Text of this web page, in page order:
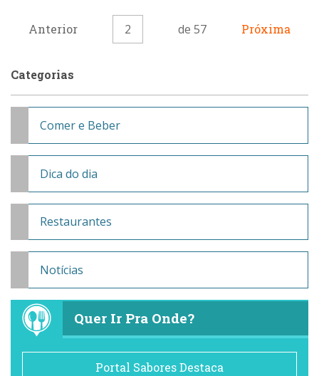
Anterior 2 de 57 Próxima
Categorias
Comer e Beber
Dica do dia
Restaurantes
Notícias
Quer Ir Pra Onde?
Portal Sabores Destaca